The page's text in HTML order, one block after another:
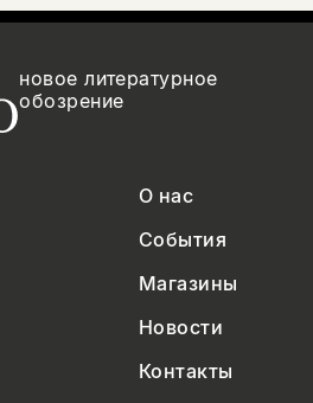
новое литературное
обозрение
О нас
События
Магазины
Новости
Контакты